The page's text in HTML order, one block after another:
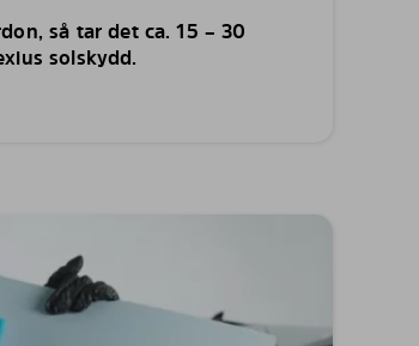
så tar det ca. 15 – 30
solskydd.